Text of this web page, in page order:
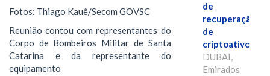
Fotos: Thiago Kauê/Secom GOVSC
Reunião contou com representantes do
Corpo de Bombeiros Militar de Santa
Catarina e da representante do
equipamento
de
recuperação
de
criptoativos
DUBAI,
Emirados